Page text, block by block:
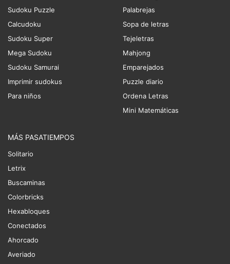
Sudoku Puzzle
Calcudoku
Sudoku Super
Mega Sudoku
Sudoku Samurai
Imprimir sudokus
Para niños
Palabrejas
Sopa de letras
Tejeletras
Mahjong
Emparejados
Puzzle diario
Ordena Letras
Mini Matemáticas
MÁS PASATIEMPOS
Solitario
Letrix
Buscaminas
Colorbricks
Hexabloques
Conectados
Ahorcado
Averiado